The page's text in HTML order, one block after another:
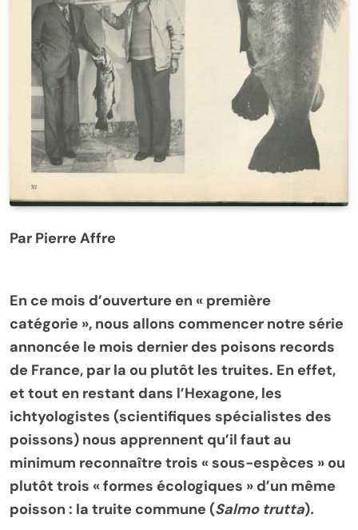
Par Pierre Affre
En ce mois d’ouverture en « première
catégorie », nous allons commencer notre série
annoncée le mois dernier des poisons records
de France, par la ou plutôt les truites. En effet,
et tout en restant dans l’Hexagone, les
ichtyologistes (scientifiques spécialistes des
poissons) nous apprennent qu’il faut au
minimum reconnaître trois « sous-espèces » ou
plutôt trois « formes écologiques » d’un même
poisson : la truite commune (Salmo trutta).